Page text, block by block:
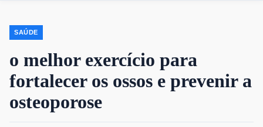
SAÚDE
o melhor exercício para
fortalecer os ossos e prevenir a
osteoporose